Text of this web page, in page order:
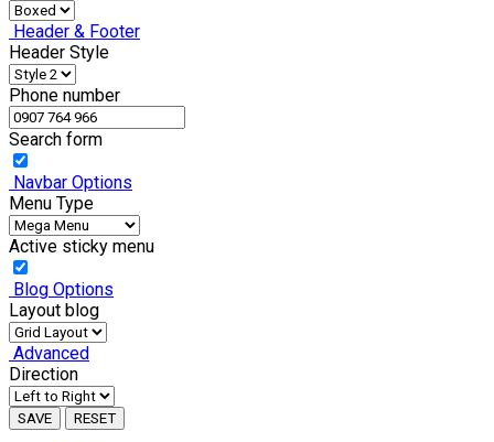
Header & Footer
Header Style
Phone number
Search form
Navbar Options
Menu Type
Active sticky menu
Blog Options
Layout blog
Advanced
Direction
SAVE RESET